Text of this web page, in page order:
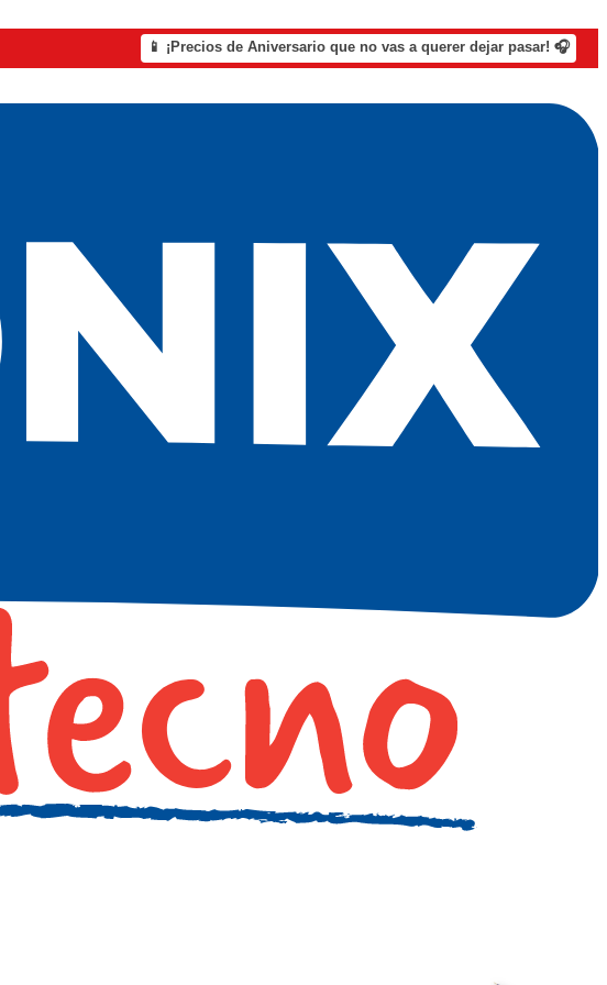
📱 ¡Precios de Aniversario que no vas a querer dejar pasar! 🎧